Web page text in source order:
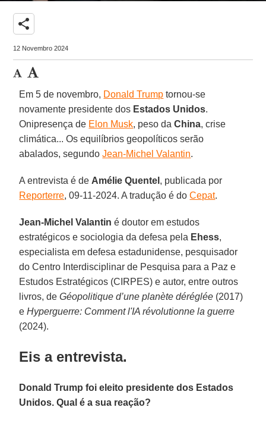
share
12 Novembro 2024
Em 5 de novembro, Donald Trump tornou-se
novamente presidente dos Estados Unidos.
Onipresença de Elon Musk, peso daChina, crise
climática... Os equilíbrios geopolíticos serão
abalados, segundoJean-Michel Valantin.
A entrevista é de Amélie Quentel , publicada por
Reporterre, 09-11-2024. A tradução é doCepat.
Jean-Michel Valantin é doutor em estudos
estratégicos e sociologia da defesa pela Ehess,
especialista em defesa estadunidense, pesquisador
do Centro Interdisciplinar de Pesquisa para a Paz e
Estudos Estratégicos (CIRPES) e autor, entre outros
livros, deGéopolitique d’une planète déréglée (2017)
eHyperguerre: Comment l'IA révolutionne la guerre
(2024).
Eis a entrevista.
Donald Trump foi eleito presidente dos Estados
Unidos. Qual é a sua reação?